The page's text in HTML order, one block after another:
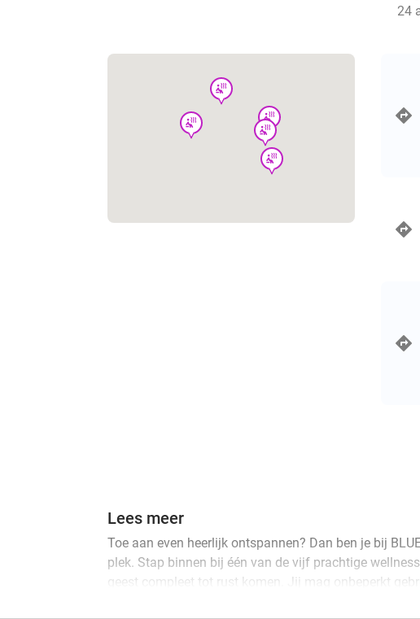
24
wellness
wellness
wellness
wellness
wellness
Lees meer
Toe aan even heerlijk ontspannen? Dan ben je bij
plek. Stap binnen bij één van de vijf prachtige
geest compleet tot rust komen. Jij mag onbeperkt